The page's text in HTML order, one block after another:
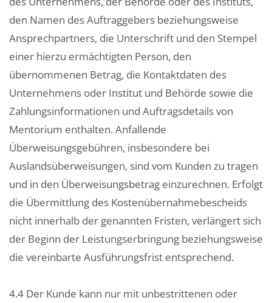
den Namen des Auftraggebers beziehungsweise
Ansprechpartners, die Unterschrift und den Stempel
einer hierzu ermächtigten Person, den
übernommenen Betrag, die Kontaktdaten des
Unternehmens oder Institut und Behörde sowie die
Zahlungsinformationen und Auftragsdetails von
Mentorium enthalten. Anfallende
Überweisungsgebühren, insbesondere bei
Auslandsüberweisungen, sind vom Kunden zu tragen
und in den Überweisungsbetrag einzurechnen. Erfolgt
die Übermittlung des Kostenübernahmebescheids
nicht innerhalb der genannten Fristen, verlängert sich
der Beginn der Leistungserbringung beziehungsweise
die vereinbarte Ausführungsfrist entsprechend.
4.4 Der Kunde kann nur mit unbestrittenen oder